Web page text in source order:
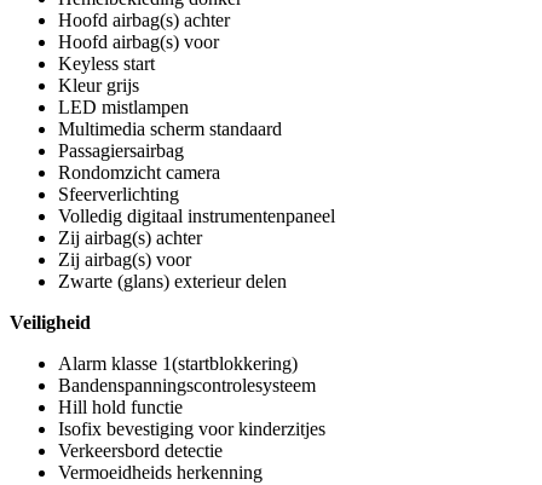
Hoofd airbag(s) achter
Hoofd airbag(s) voor
Keyless start
Kleur grijs
LED mistlampen
Multimedia scherm standaard
Passagiersairbag
Rondomzicht camera
Sfeerverlichting
Volledig digitaal instrumentenpaneel
Zij airbag(s) achter
Zij airbag(s) voor
Zwarte (glans) exterieur delen
Veiligheid
Alarm klasse 1(startblokkering)
Bandenspanningscontrolesysteem
Hill hold functie
Isofix bevestiging voor kinderzitjes
Verkeersbord detectie
Vermoeidheids herkenning